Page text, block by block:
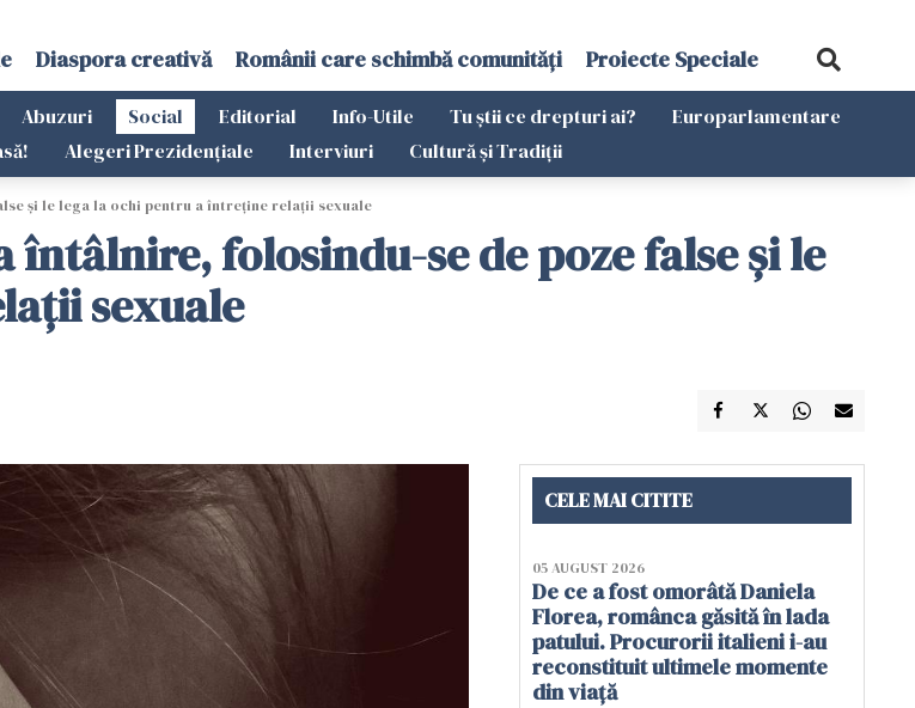
Diaspora creativă Românii care schimbă comunități Proiecte Speciale
Abuzuri Social Editorial Info-Utile Tu știi ce drepturi ai?
Europarlamentare
Alegeri Prezidențiale Interviuri Cultură și Tradiții
şi le lega la ochi pentru a întreţine relaţii sexuale
folosindu-se de poze false şi le
sexuale
CELE MAI CITITE
05 AUGUST 2026
De ce a fost omorâtă Daniela
Florea, românca găsită în lada
patului. Procurorii italieni i-au
reconstituit ultimele momente
din viață